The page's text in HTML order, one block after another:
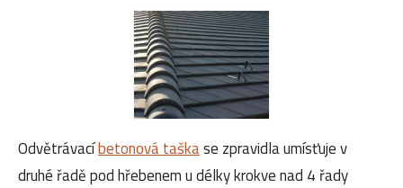
Odvětrávacíbetonová taškase zpravidla umísťuje v
druhé řadě pod hřebenem u délky krokve nad 4 řady